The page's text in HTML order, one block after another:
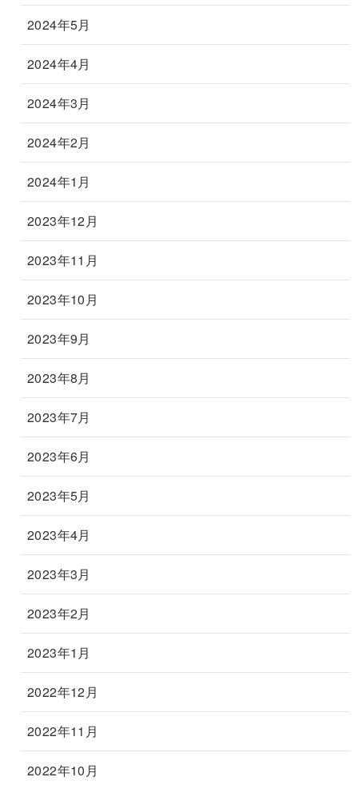
2024年5月
2024年4月
2024年3月
2024年2月
2024年1月
2023年12月
2023年11月
2023年10月
2023年9月
2023年8月
2023年7月
2023年6月
2023年5月
2023年4月
2023年3月
2023年2月
2023年1月
2022年12月
2022年11月
2022年10月